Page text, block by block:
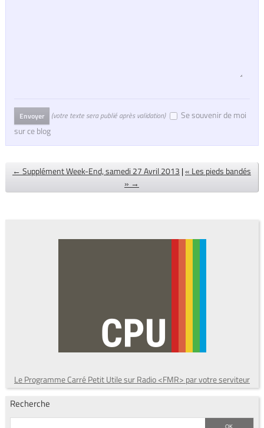
Envoyer (votre texte sera publié après validation)
Se souvenir de moi
sur ce blog
← Supplément Week-End, samedi 27 Avril 2013 |« Les pieds bandés
» →
Le Programme Carré Petit Utile sur Radio <FMR> par votre serviteur
Recherche